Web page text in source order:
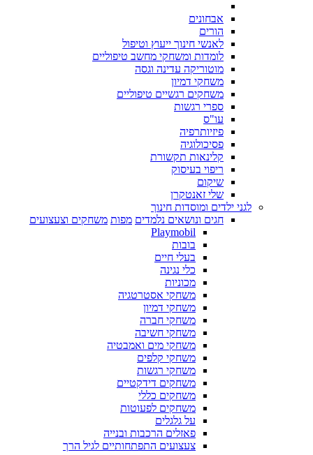
אבחונים
הורים
לאנשי חינוך ייעוץ וטיפול
לומדות ומשחקי מחשב טיפוליים
מוטוריקה עדינה וגסה
משחקי דמיון
משחקים רגשיים טיפוליים
ספרי רגשות
עו"ס
פיזיותרפיה
פסיכולוגיה
קלינאות תקשורת
ריפוי בעיסוק
שיקום
שלי זאנטקרן
לגני ילדים ומוסדות חינוך
חגים ונושאים נלמדים מפות משחקים וצעצועים
Playmobil
בובות
בעלי חיים
כלי נגינה
מכוניות
משחקי אסטרטגיה
משחקי דמיון
משחקי חברה
משחקי חשיבה
משחקי מים ואמבטיה
משחקי קלפים
משחקי רגשות
משחקים דידקטיים
משחקים כללי
משחקים לפעוטות
על גלגלים
פאזלים הרכבות ובנייה
צעצועים התפתחותיים לגיל הרך